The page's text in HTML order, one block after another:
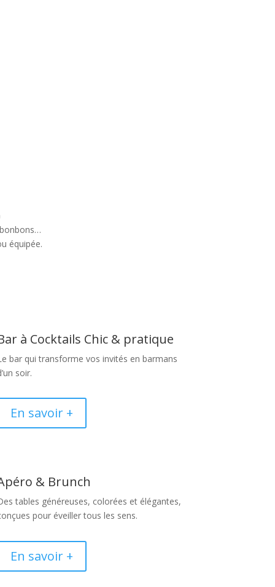
équipée.
à Cocktails Chic & pratique
bar qui transforme vos invités en barmans
soir.
En savoir +
& Brunch
tables généreuses, colorées et élégantes,
pour éveiller tous les sens.
En savoir +